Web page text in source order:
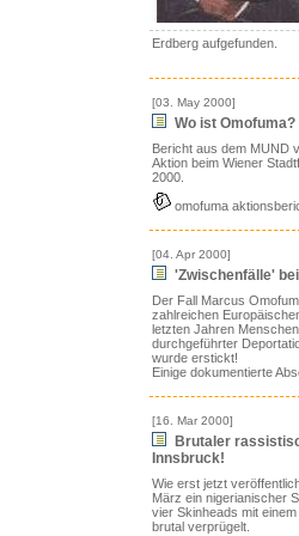
Erdberg aufgefunden.
[03. May 2000]
Wo ist Omofuma?
Bericht aus dem MUND
Aktion beim Wiener
2000.
omofuma
[04. Apr 2000]
'Zwischenfälle'
Der Fall Marcus
zahlreichen
letzten Jahren
durchgeführter
wurde erstickt!
Einige dokumentierte
[16. Mar 2000]
Brutaler
Innsbruck!
Wie erst jetzt
März ein nigerianischer
vier Skinheads mit
brutal verprügelt.